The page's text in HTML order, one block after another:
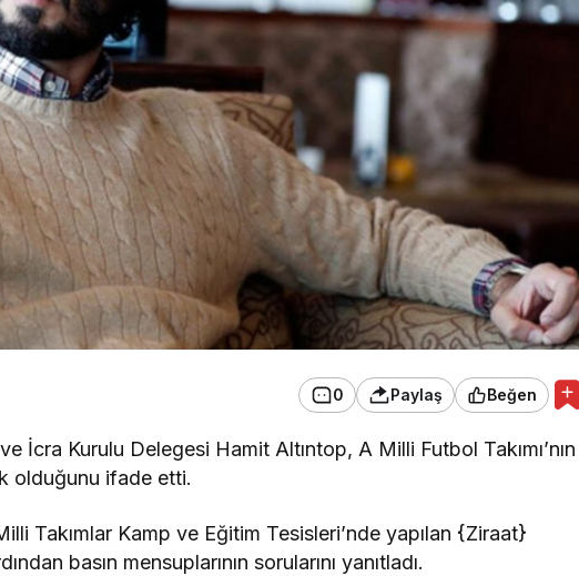
0 Paylaş Beğen
İcra Kurulu Delegesi Hamit Altıntop, A Milli Futbol Takımı’nın
olduğunu ifade etti.
Takımlar Kamp ve Eğitim Tesisleri’nde yapılan {Ziraat}
basın mensuplarının sorularını yanıtladı.